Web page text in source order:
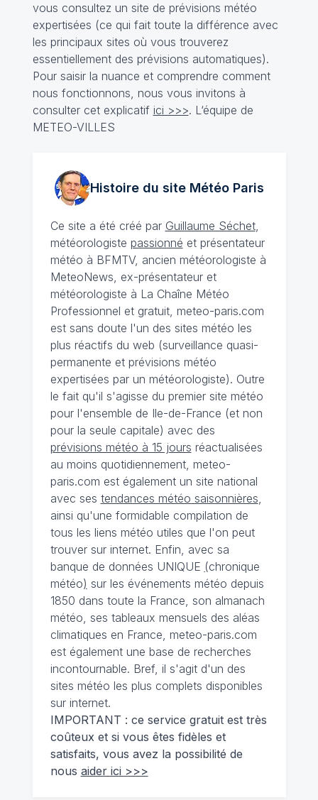
vous consultez un site de prévisions météo
expertisées (ce qui fait toute la différence avec
les principaux sites où vous trouverez
essentiellement des prévisions automatiques).
Pour saisir la nuance et comprendre comment
nous fonctionnons, nous vous invitons à
consulter cet explicatif ici >>>. L‘équipe de
METEO-VILLES
Histoire du site MétéoParis
Ce site a été créé par Guillaume Séchet,
météorologiste passionné et présentateur
météo à BFMTV, ancien météorologiste à
MeteoNews, ex-présentateur et
météorologiste à La Chaîne Météo
Professionnel et gratuit, meteo-paris.com
est sans doute l'un des sites météo les
plus réactifs du web (surveillance quasi-
permanente et prévisions météo
expertisées par un météorologiste). Outre
le fait qu'il s'agisse du premier site météo
pour l'ensemble de Ile-de-France (et non
pour la seule capitale) avec des
prévisions météo à 15 jours réactualisées
au moins quotidiennement, meteo-
paris.com est également un site national
avec ses tendances météo saisonnières,
ainsi qu'une formidable compilation de
tous les liens météo utiles que l'on peut
trouver sur internet. Enfin, avec sa
banque de données UNIQUE (chronique
météo) sur les événements météo depuis
1850 dans toute la France, son almanach
météo, ses tableaux mensuels des aléas
climatiques en France, meteo-paris.com
est également une base de recherches
incontournable. Bref, il s'agit d'un des
sites météo les plus complets disponibles
sur internet.
IMPORTANT : ce service gratuit est très
coûteux et si vous êtes fidèles et
satisfaits, vous avez la possibilité de
nous aider ici >>>